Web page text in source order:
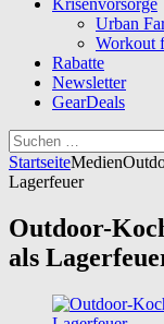
Krisenvorsorge
Urban
Workout
Rabatte
Newsletter
GearDeals
Suchen
nach:
StartseiteMedien
Lagerfeuer
Outdoor-
als